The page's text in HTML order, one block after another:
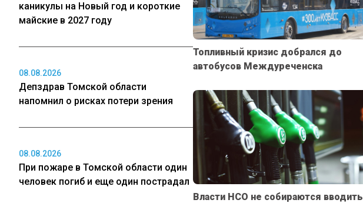
каникулы на Новый год и короткие
майские в 2027 году
08.08.2026
Депздрав Томской области
напомнил о рисках потери зрения
08.08.2026
При пожаре в Томской области один
человек погиб и еще один пострадал
Топливный кризис добрался до
автобусов Междуреченска
Власти НСО не собираются вводить